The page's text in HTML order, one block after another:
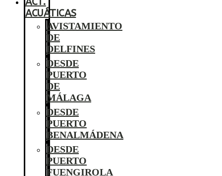
ACUÁTICAS
AVISTAMIENTO
DE
DELFINES
DESDE
PUERTO
DE
MÁLAGA
DESDE
PUERTO
BENALMÁDENA
DESDE
PUERTO
FUENGIROLA